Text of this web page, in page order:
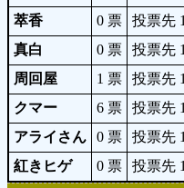
萃香
0 票 投票先
真白
0 票 投票先
周回屋
1 票 投票先
クマー
6 票 投票先
アライさん
0 票 投票先
紅きヒゲ
0 票 投票先